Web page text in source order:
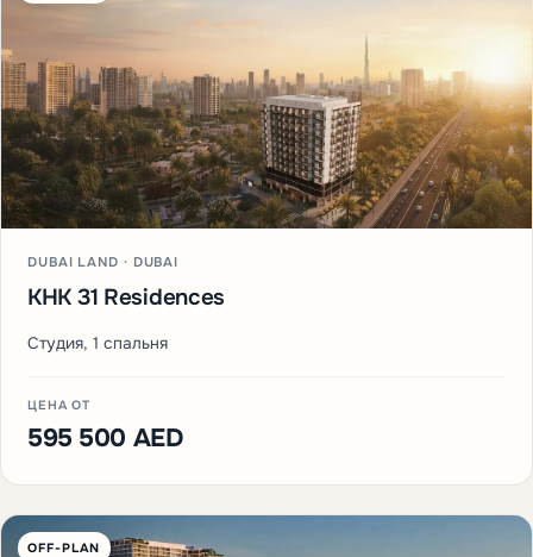
DUBAI LAND · DUBAI
KHK 31 Residences
Студия, 1 спальня
ЦЕНА ОТ
595 500 AED
OFF-PLAN